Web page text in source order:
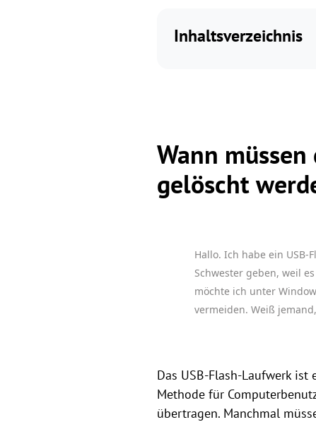
Inhaltsverzeichnis
Wann
gelöscht
Hallo. Ich habe ein
Schwester geben, weil
möchte ich unter
vermeiden. Weiß
Das USB-Flash-Laufwerk
Methode für
übertragen. Manchmal